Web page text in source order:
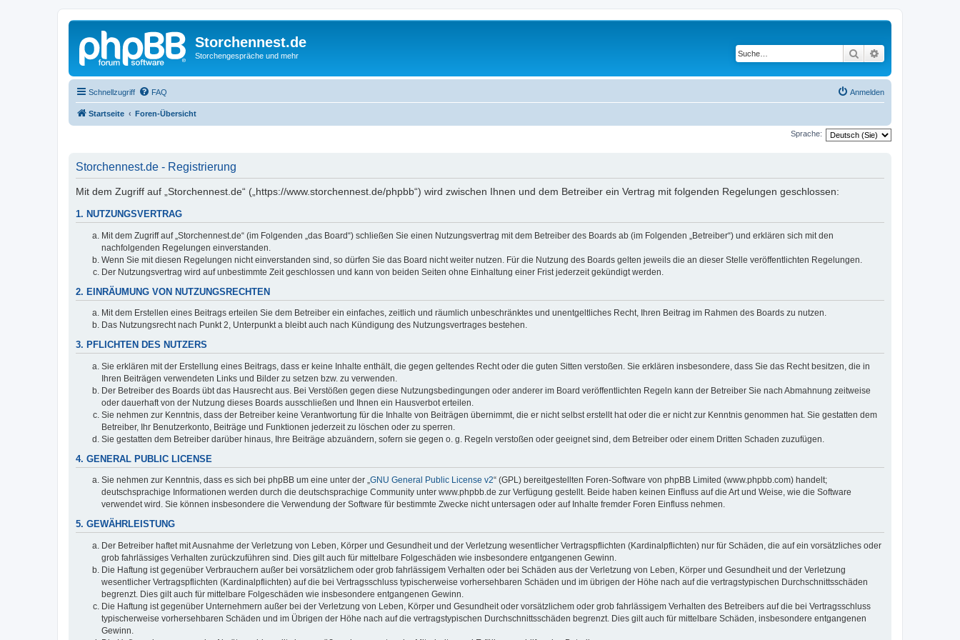
Storchennest.de
Storchengespräche und mehr Suche
Schnellzugriff FAQ Anmelden
Startseite Foren-Übersicht
Sprache:
Storchennest.de - Registrierung
Mit dem Zugriff auf „Storchennest.de“ („https://www.storchennest.de/phpbb“) wird zwischen Ihnen und dem Betreiber ein Vertrag mit folgenden Regelungen geschlossen:
1. NUTZUNGSVERTRAG
Mit dem Zugriff auf „Storchennest.de“ (im Folgenden „das Board“) schließen Sie einen Nutzungsvertrag mit dem Betreiber des Boards ab (im Folgenden „Betreiber“) und erklären sich mit den
nachfolgenden Regelungen einverstanden.
Wenn Sie mit diesen Regelungen nicht einverstanden sind, so dürfen Sie das Board nicht weiter nutzen. Für die Nutzung des Boards gelten jeweils die an dieser Stelle veröffentlichten Regelungen.
Der Nutzungsvertrag wird auf unbestimmte Zeit geschlossen und kann von beiden Seiten ohne Einhaltung einer Frist jederzeit gekündigt werden.
2. EINRÄUMUNG VON NUTZUNGSRECHTEN
Mit dem Erstellen eines Beitrags erteilen Sie dem Betreiber ein einfaches, zeitlich und räumlich unbeschränktes und unentgeltliches Recht, Ihren Beitrag im Rahmen des Boards zu nutzen.
Das Nutzungsrecht nach Punkt 2, Unterpunkt a bleibt auch nach Kündigung des Nutzungsvertrages bestehen.
3. PFLICHTEN DES NUTZERS
Sie erklären mit der Erstellung eines Beitrags, dass er keine Inhalte enthält, die gegen geltendes Recht oder die guten Sitten verstoßen. Sie erklären insbesondere, dass Sie das Recht besitzen, die in
Ihren Beiträgen verwendeten Links und Bilder zu setzen bzw. zu verwenden.
Der Betreiber des Boards übt das Hausrecht aus. Bei Verstößen gegen diese Nutzungsbedingungen oder anderer im Board veröffentlichten Regeln kann der Betreiber Sie nach Abmahnung zeitweise
oder dauerhaft von der Nutzung dieses Boards ausschließen und Ihnen ein Hausverbot erteilen.
Sie nehmen zur Kenntnis, dass der Betreiber keine Verantwortung für die Inhalte von Beiträgen übernimmt, die er nicht selbst erstellt hat oder die er nicht zur Kenntnis genommen hat. Sie gestatten dem
Betreiber, Ihr Benutzerkonto, Beiträge und Funktionen jederzeit zu löschen oder zu sperren.
Sie gestatten dem Betreiber darüber hinaus, Ihre Beiträge abzuändern, sofern sie gegen o. g. Regeln verstoßen oder geeignet sind, dem Betreiber oder einem Dritten Schaden zuzufügen.
4. GENERAL PUBLIC LICENSE
Sie nehmen zur Kenntnis, dass es sich bei phpBB um eine unter der „GNU General Public License v2“ (GPL) bereitgestellten Foren-Software von phpBB Limited (www.phpbb.com) handelt;
deutschsprachige Informationen werden durch die deutschsprachige Community unter www.phpbb.de zur Verfügung gestellt. Beide haben keinen Einfluss auf die Art und Weise, wie die Software
verwendet wird. Sie können insbesondere die Verwendung der Software für bestimmte Zwecke nicht untersagen oder auf Inhalte fremder Foren Einfluss nehmen.
5. GEWÄHRLEISTUNG
Der Betreiber haftet mit Ausnahme der Verletzung von Leben, Körper und Gesundheit und der Verletzung wesentlicher Vertragspflichten (Kardinalpflichten) nur für Schäden, die auf ein vorsätzliches oder
grob fahrlässiges Verhalten zurückzuführen sind. Dies gilt auch für mittelbare Folgeschäden wie insbesondere entgangenen Gewinn.
Die Haftung ist gegenüber Verbrauchern außer bei vorsätzlichem oder grob fahrlässigem Verhalten oder bei Schäden aus der Verletzung von Leben, Körper und Gesundheit und der Verletzung
wesentlicher Vertragspflichten (Kardinalpflichten) auf die bei Vertragsschluss typischerweise vorhersehbaren Schäden und im übrigen der Höhe nach auf die vertragstypischen Durchschnittsschäden
begrenzt. Dies gilt auch für mittelbare Folgeschäden wie insbesondere entgangenen Gewinn.
Die Haftung ist gegenüber Unternehmern außer bei der Verletzung von Leben, Körper und Gesundheit oder vorsätzlichem oder grob fahrlässigem Verhalten des Betreibers auf die bei Vertragsschluss
typischerweise vorhersehbaren Schäden und im Übrigen der Höhe nach auf die vertragstypischen Durchschnittsschäden begrenzt. Dies gilt auch für mittelbare Schäden, insbesondere entgangenen
Gewinn.